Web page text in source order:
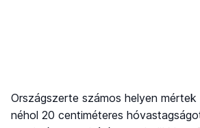
Országszerte számos helyen
néhol 20 centiméteres